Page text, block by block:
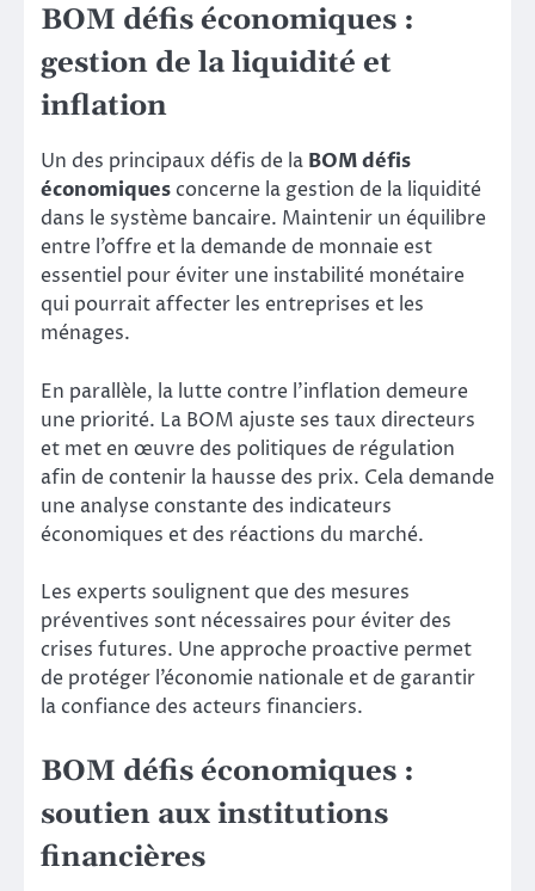
BOM défis économiques :
gestion de la liquidité et
inflation
Un des principaux défis de la BOM défis
économiques concerne la gestion de la liquidité
dans le système bancaire. Maintenir un équilibre
entre l’offre et la demande de monnaie est
essentiel pour éviter une instabilité monétaire
qui pourrait affecter les entreprises et les
ménages.
En parallèle, la lutte contre l’inflation demeure
une priorité. La BOM ajuste ses taux directeurs
et met en œuvre des politiques de régulation
afin de contenir la hausse des prix. Cela demande
une analyse constante des indicateurs
économiques et des réactions du marché.
Les experts soulignent que des mesures
préventives sont nécessaires pour éviter des
crises futures. Une approche proactive permet
de protéger l’économie nationale et de garantir
la confiance des acteurs financiers.
BOM défis économiques :
soutien aux institutions
financières